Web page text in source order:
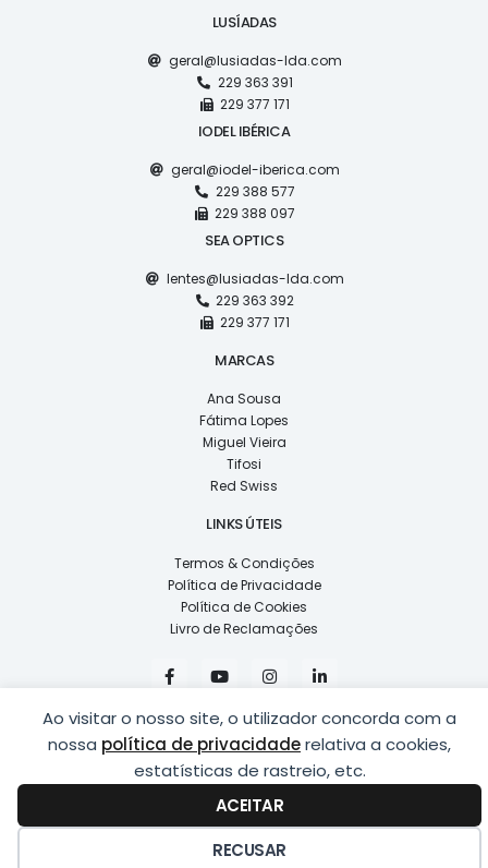
Ao visitar o nosso site, o utilizador concorda com a
nossa política de privacidaderelativa a cookies,
estatísticas de rastreio, etc.
ACEITAR
RECUSAR
LUSÍADAS
geral@lusiadas-lda.com
229 363 391
229 377 171
IODEL IBÉRICA
geral@iodel-iberica.com
229 388 577
229 388 097
SEA OPTICS
lentes@lusiadas-lda.com
229 363 392
229 377 171
MARCAS
Ana Sousa
Fátima Lopes
Miguel Vieira
Tifosi
Red Swiss
LINKS ÚTEIS
Termos & Condições
Política de Privacidade
Política de Cookies
Livro de Reclamações
F
a
e
b
o
o
k
Y
o
t
u
b
e
I
n
t
a
g
r
a
m
i
k
e
d
i
n
n
COPYRIGHT © 2026LUSÍADAS, DISTRIBUIÇÃO DE ÓPTICAS, LDA.|
DESENVOLVIDO POR